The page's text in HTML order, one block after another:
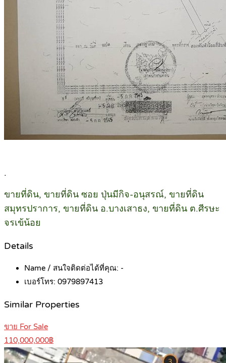
.
ขายที่ดิน, ขายที่ดิน ซอย ปุ่นมีกิจ-อนุสรณ์, ขายที่ดิน
สมุทรปราการ, ขายที่ดิน อ.บางเสาธง, ขายที่ดิน ต.ศีรษะ
จรเข้น้อย
Details
Name / สนใจติดต่อได้ที่คุณ: -
เบอร์โทร: 0979897413
Similar Properties
ขาย For Sale
110,000,000฿